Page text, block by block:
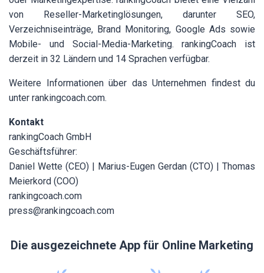
von Reseller-Marketinglösungen, darunter SEO,
Verzeichniseinträge, Brand Monitoring, Google Ads sowie
Mobile- und Social-Media-Marketing. rankingCoach ist
derzeit in 32 Ländern und 14 Sprachen verfügbar.
Weitere Informationen über das Unternehmen findest du
unter rankingcoach.com.
Kontakt
rankingCoach GmbH
Geschäftsführer:
Daniel Wette (CEO) | Marius-Eugen Gerdan (CTO) | Thomas
Meierkord (COO)
rankingcoach.com
press@rankingcoach.com
Die ausgezeichnete App für Online Marketing